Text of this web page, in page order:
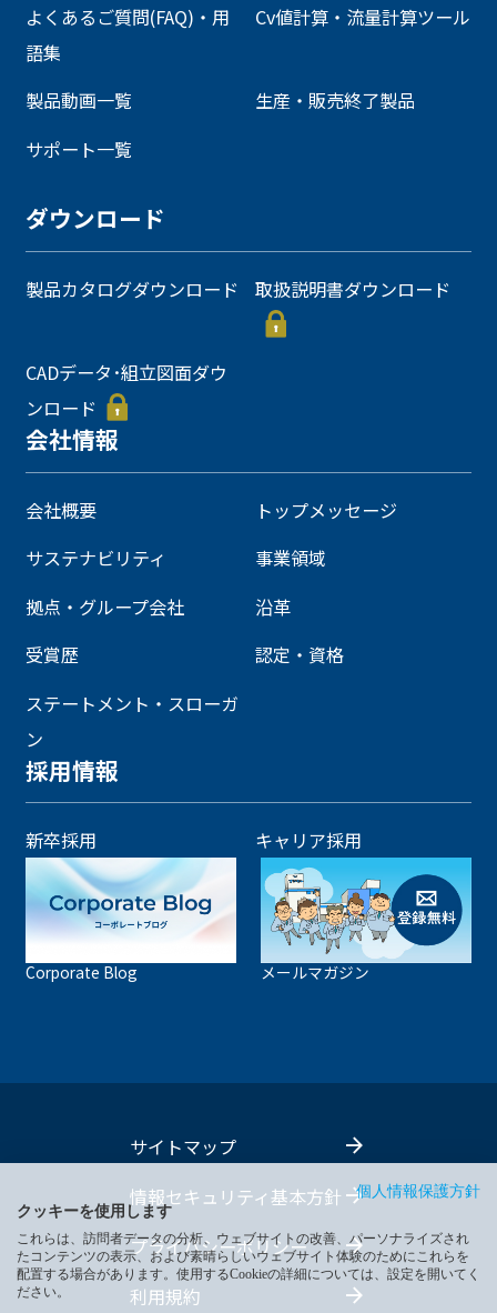
よくあるご質問(FAQ)・用
語集
Cv値計算・流量計算ツール
製品動画一覧
生産・販売終了製品
サポート一覧
ダウンロード
製品カタログダウンロード 取扱説明書ダウンロード
CADデータ･組立図面ダウ
ンロード
会社情報
会社概要
トップメッセージ
サステナビリティ
事業領域
拠点・グループ会社
沿革
受賞歴
認定・資格
ステートメント・スローガ
ン
採用情報
新卒採用 キャリア採用
Corporate Blog メールマガジン
サイトマップ
情報セキュリティ基本方針
プライバシーポリシー
利用規約
個人情報保護方針
クッキーを使用します
これらは、訪問者データの分析、ウェブサイトの改善、パーソナライズされ
たコンテンツの表示、および素晴らしいウェブサイト体験のためにこれらを
配置する場合があります。使用するCookieの詳細については、設定を開いてく
ださい。